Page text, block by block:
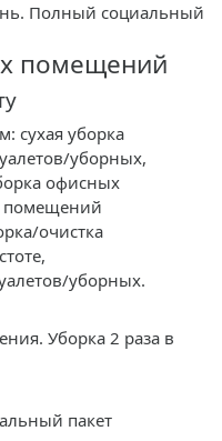
Полный социальный
помещений
сухая уборка
уборных,
офисных
помещений
очистка
уборных.
Уборка 2 раза в
пакет